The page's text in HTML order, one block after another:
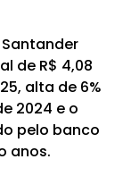
de R$ 4,08
alta de 6%
2024 e o
pelo banco
anos.